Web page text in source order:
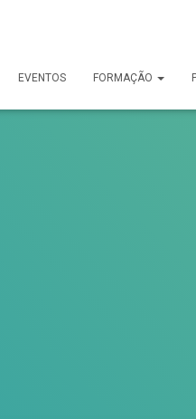
EVENTOS FORMAÇÃO